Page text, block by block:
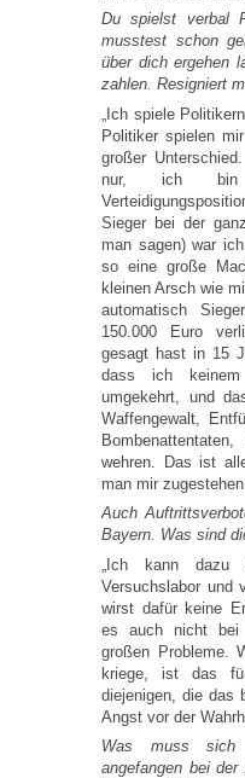
Du spielst verbal
musstest schon
über dich ergehen
zahlen. Resigniert
„Ich spiele
Politiker spielen
großer
nur, ich
Sieger bei der
man sagen) war
so eine große
kleinen Arsch wie
automatisch
150.000 Euro
gesagt hast in 15
dass ich
umgekehrt, und
Waffengewalt,
wehren. Das ist
man mir
Auch
Bayern. Was sind
„Ich kann
Versuchslabor und
wirst dafür keine
es auch nicht
großen Probleme.
kriege, ist das
diejenigen, die das
Angst vor der
Was muss sich
angefangen bei